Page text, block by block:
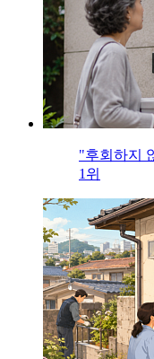
"후회하지
1위